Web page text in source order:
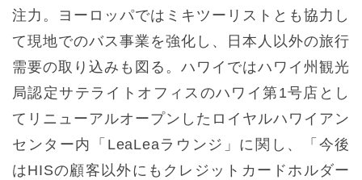
注力。ヨーロッパではミキツーリストとも協力し
て現地でのバス事業を強化し、日本人以外の旅行
需要の取り込みも図る。ハワイではハワイ州観光
局認定サテライトオフィスのハワイ第1号店とし
てリニューアルオープンしたロイヤルハワイアン
センター内「LeaLeaラウンジ」に関し、「今後
はHISの顧客以外にもクレジットカードホルダー